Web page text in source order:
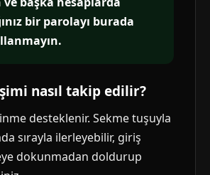
bir parolayı burada
nasıl takip edilir?
desteklenir. Sekme tuşuyla
sırayla ilerleyebilir, giriş
dokunmadan doldurup